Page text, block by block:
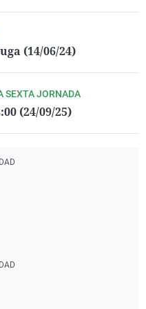
(14/06/24)
SEXTA JORNADA
(24/09/25)